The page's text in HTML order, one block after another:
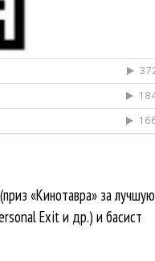
«Кинотавра» за лучшую
Exit и др.) и басист